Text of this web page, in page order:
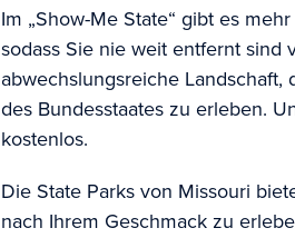
Im „Show-Me State“ gibt es
sodass Sie nie weit entfernt sind
abwechslungsreiche
des Bundesstaates zu erleben.
kostenlos.
Die State Parks von Missouri
nach Ihrem Geschmack zu